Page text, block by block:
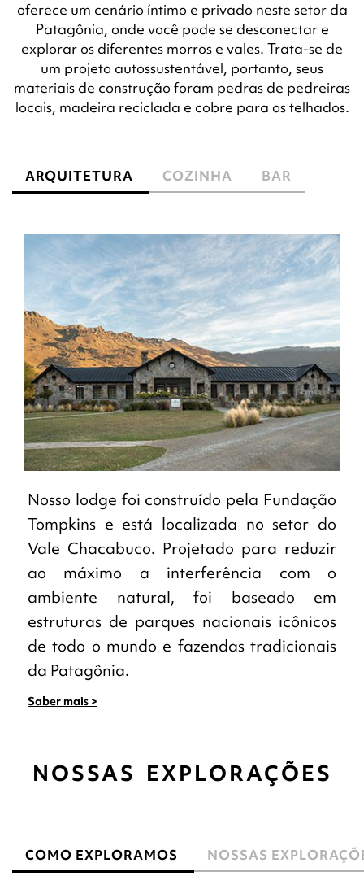
oferece um cenário íntimo e privado neste setor da
Patagônia, onde você pode se desconectar e
explorar os diferentes morros e vales. Trata-se de
um projeto autossustentável, portanto, seus
materiais de construção foram pedras de pedreiras
locais, madeira reciclada e cobre para os telhados.
ARQUITETURA COZINHA BAR
Nosso lodge foi construído pela Fundação
Tompkins e está localizada no setor do
Vale Chacabuco. Projetado para reduzir
ao máximo a interferência com o
ambiente natural, foi baseado em
estruturas de parques nacionais icônicos
de todo o mundo e fazendas tradicionais
da Patagônia.
Saber mais >
NOSSAS EXPLORAÇÕES
COMO EXPLORAMOS NOSSAS